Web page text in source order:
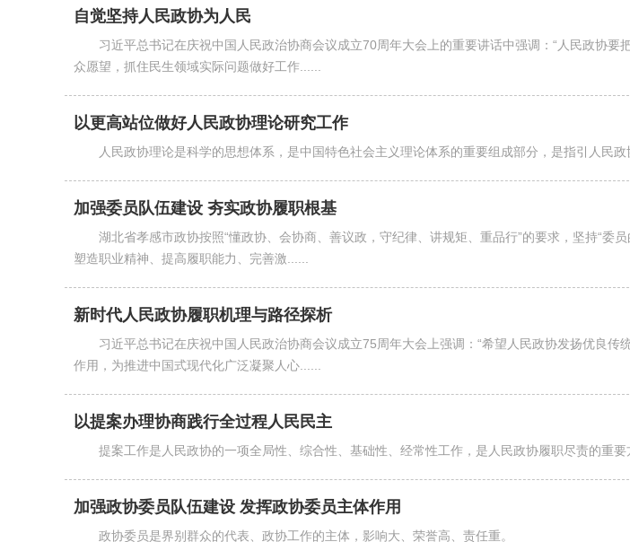
自觉坚持人民政协为人民
习近平总书记在庆祝中国人民政治协商会议成立70周年大会上的重要讲话中强调：“人民政协
众愿望，抓住民生领域实际问题做好工作......
以更高站位做好人民政协理论研究工作
人民政协理论是科学的思想体系，是中国特色社会主义理论体系的重要组成部分，是指引人民政
加强委员队伍建设 夯实政协履职根基
湖北省孝感市政协按照“懂政协、会协商、善议政，守纪律、讲规矩、重品行”的要求，坚持“委
塑造职业精神、提高履职能力、完善激......
新时代人民政协履职机理与路径探析
习近平总书记在庆祝中国人民政治协商会议成立75周年大会上强调：“希望人民政协发扬优良
作用，为推进中国式现代化广泛凝聚人心......
以提案办理协商践行全过程人民民主
提案工作是人民政协的一项全局性、综合性、基础性、经常性工作，是人民政协履职尽责的重要
加强政协委员队伍建设 发挥政协委员主体作用
政协委员是界别群众的代表、政协工作的主体，影响大、荣誉高、责任重。